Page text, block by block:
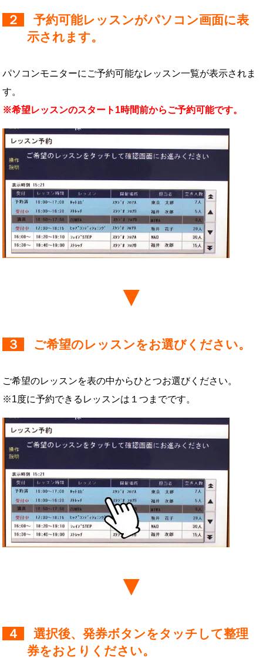
２
予約可能レッスンがパソコン画面に表
示されます。
パソコンモニターにご予約可能なレッスン一覧が表示されま
す。
※希望レッスンのスタート1時間前からご予約可能です。
３ ご希望のレッスンをお選びください。
ご希望のレッスンを表の中からひとつお選びください。
※1度に予約できるレッスンは１つまでです。
４
選択後、発券ボタンをタッチして整理
券をおとりください。